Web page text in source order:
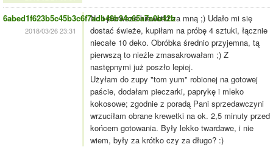
6abed1f623b5c45b3c6f7adb49b34c65a7e0b42b
2018/03/26 23:31
No i pierwsze krewetki za mną ;) Udało mi się
dostać świeże, kupiłam na próbę 4 sztuki, łącznie
niecałe 10 deko. Obróbka średnio przyjemna, tą
pierwszą to nieźle zmasakrowałam ;) Z
następnymi już poszło lepiej.
Użyłam do zupy "tom yum" robionej na gotowej
paście, dodałam pieczarki, paprykę i mleko
kokosowe; zgodnie z poradą Pani sprzedawczyni
wrzuciłam obrane krewetki na ok. 2,5 minuty przed
końcem gotowania. Były lekko twardawe, i nie
wiem, były za krótko czy za długo? :)